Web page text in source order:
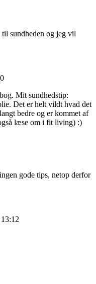
til sundheden og jeg vil
Mit sundhedstip:
Det er helt vildt hvad det
bedre og er kommet af
læse om i fit living) :)
gode tips, netop derfor